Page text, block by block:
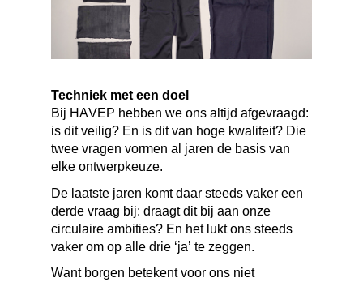
Techniek met een doel
Bij HAVEP hebben we ons altijd afgevraagd:
is dit veilig? En is dit van hoge kwaliteit? Die
twee vragen vormen al jaren de basis van
elke ontwerpkeuze.
De laatste jaren komt daar steeds vaker een
derde vraag bij: draagt dit bij aan onze
circulaire ambities? En het lukt ons steeds
vaker om op alle drie ‘ja’ te zeggen.
Want borgen betekent voor ons niet